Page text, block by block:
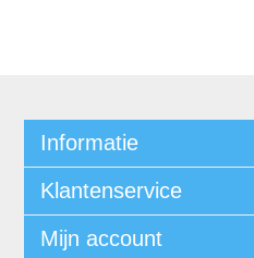
Informatie
Klantenservice
Mijn account